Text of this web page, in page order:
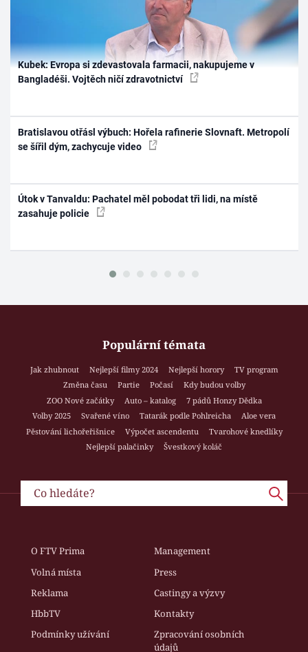
Kubek: Evropa si zdevastovala farmacii, nakupujeme v
Bangladéši. Vojtěch ničí zdravotnictví
Bratislavou otřásl výbuch: Hořela rafinerie Slovnaft. Metropolí
se šířil dým, zachycuje video
Útok v Tanvaldu: Pachatel měl pobodat tři lidi, na místě
zasahuje policie
Populární témata
Jak zhubnout Nejlepší filmy 2024 Nejlepší horory
TV program
Změna času
Partie Počasí
Kdy budou volby
ZOO Nové začátky
Auto – katalog
7 pádů Honzy Dědka
Volby 2025
Svařené víno Tatarák podle Pohlreicha
Aloe vera
Pěstování lichořeřišnice
Výpočet ascendentu
Tvarohové knedlíky
Nejlepší palačinky
Švestkový koláč
O FTV Prima
Management
Volná místa
Press
Reklama
Castingy a výzvy
HbbTV
Kontakty
Podmínky užívání
Zpracování osobních
údajů